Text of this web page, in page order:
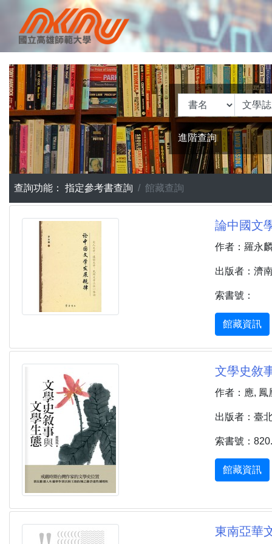
進階查詢
查詢功能： 指定參考書查詢 館藏查詢
論中國文
作者：羅永
出版者：濟
索書號：
館藏資訊
文學史敘
作者：應, 鳳
出版者：臺
索書號：
館藏資訊
東南亞華